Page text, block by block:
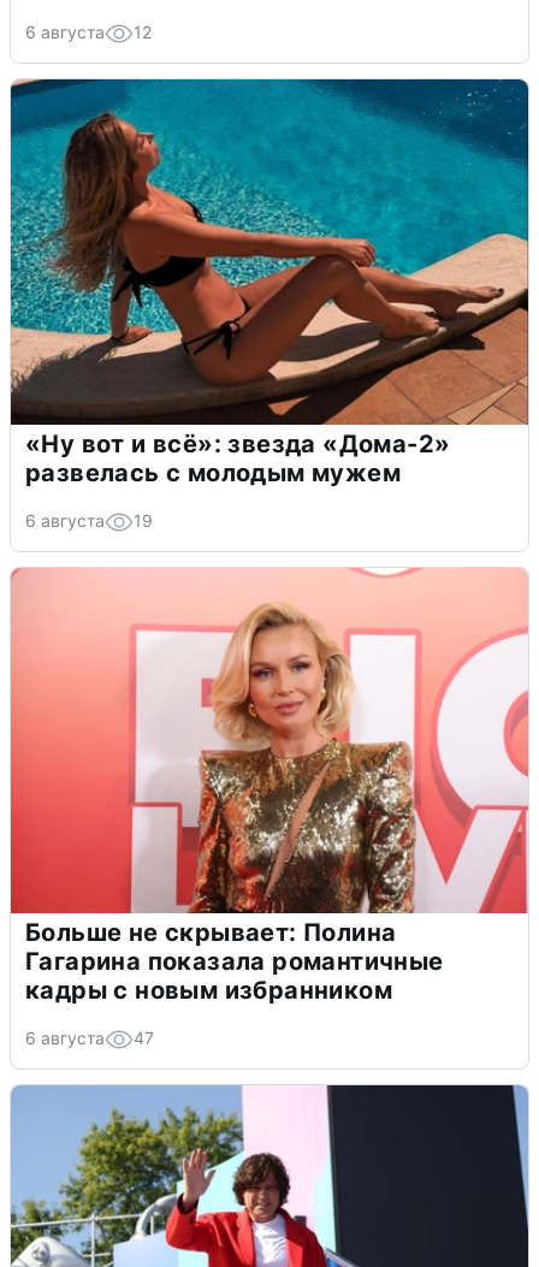
6 августа 12
«Ну вот и всё»: звезда «Дома-2»
развелась с молодым мужем
6 августа 19
Больше не скрывает: Полина
Гагарина показала романтичные
кадры с новым избранником
6 августа 47